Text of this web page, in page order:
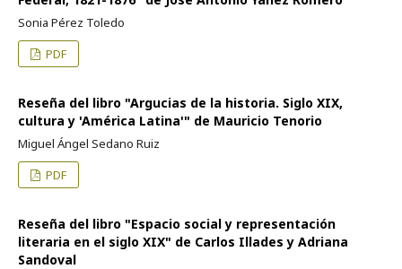
Sonia Pérez Toledo
PDF
Reseña del libro "Argucias de la historia. Siglo XIX,
cultura y 'América Latina'" de Mauricio Tenorio
Miguel Ángel Sedano Ruiz
PDF
Reseña del libro "Espacio social y representación
literaria en el siglo XIX" de Carlos Illades y Adriana
Sandoval